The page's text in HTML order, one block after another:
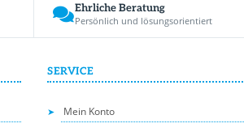
Ehrliche Beratung
Persönlich und lösungsorientiert
SERVICE
Mein Konto